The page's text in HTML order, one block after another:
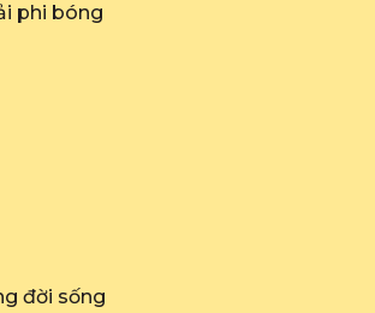
phi bóng
đời sống